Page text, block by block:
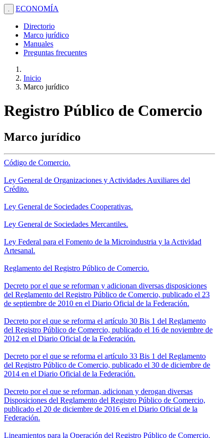
. ECONOMÍA
Directorio
Marco jurídico
Manuales
Preguntas frecuentes
Inicio
Marco jurídico
Registro Público de Comercio
Marco jurídico
Código de Comercio.
Ley General de Organizaciones y Actividades Auxiliares del
Crédito.
Ley General de Sociedades Cooperativas.
Ley General de Sociedades Mercantiles.
Ley Federal para el Fomento de la Microindustria y la Actividad
Artesanal.
Reglamento del Registro Público de Comercio.
Decreto por el que se reforman y adicionan diversas disposiciones
del Reglamento del Registro Público de Comercio, publicado el 23
de septiembre de 2010 en el Diario Oficial de la Federación.
Decreto por el que se reforma el artículo 30 Bis 1 del Reglamento
del Registro Público de Comercio, publicado el 16 de noviembre de
2012 en el Diario Oficial de la Federación.
Decreto por el que se reforma el artículo 33 Bis 1 del Reglamento
del Registro Público de Comercio, publicado el 30 de diciembre de
2014 en el Diario Oficial de la Federación.
Decreto por el que se reforman, adicionan y derogan diversas
Disposiciones del Reglamento del Registro Público de Comercio,
publicado el 20 de diciembre de 2016 en el Diario Oficial de la
Federación.
Lineamientos para la Operación del Registro Público de Comercio.